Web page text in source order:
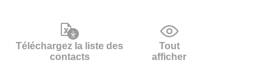
Téléchargez la liste des
contacts
Tout
afficher